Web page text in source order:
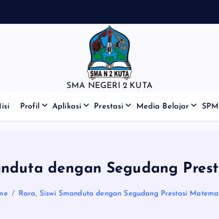
SMA NEGERI 2 KUTA
Profil Aplikasi Prestasi Media Belajar
dengan Segudang
Rara, Siswi Smanduta dengan Segudang Prestasi